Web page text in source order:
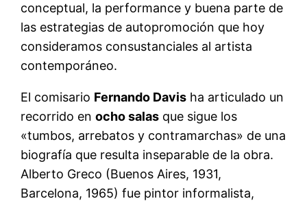
conceptual, la performance y buena parte de
las estrategias de autopromoción que hoy
consideramos consustanciales al artista
contemporáneo.
El comisario Fernando Davis ha articulado un
recorrido enocho salas que sigue los
«tumbos, arrebatos y contramarchas» de una
biografía que resulta inseparable de la obra.
Alberto Greco (Buenos Aires, 1931,
Barcelona, 1965) fue pintor informalista,